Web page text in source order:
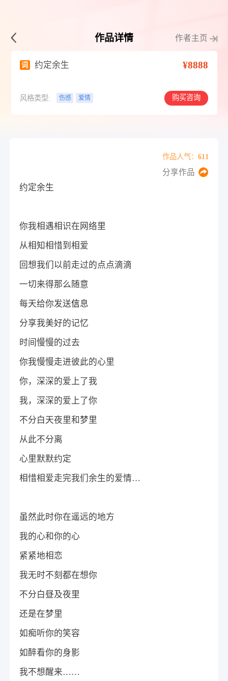
作品详情 作者主页
词 约定余生 ¥8888
风格类型: 伤感 爱情 购买咨询
作品人气：611
分享作品
约定余生
你我相遇相识在网络里
从相知相惜到相爱
回想我们以前走过的点点滴滴
一切来得那么随意
每天给你发送信息
分享我美好的记忆
时间慢慢的过去
你我慢慢走进彼此的心里
你，深深的爱上了我
我，深深的爱上了你
不分白天夜里和梦里
从此不分离
心里默默约定
相惜相爱走完我们余生的爱情…
虽然此时你在遥远的地方
我的心和你的心
紧紧地相恋
我无时不刻都在想你
不分白昼及夜里
还是在梦里
如痴听你的笑容
如醉看你的身影
我不想醒来……